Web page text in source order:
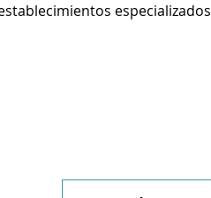
especializados